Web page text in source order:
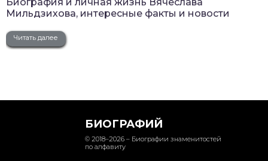
Мильдзихова, интересные факты и новости
Читать далее
БИОГРАФИЙ
© 2018–2026 – Биографии знаменитостей
по алфавиту